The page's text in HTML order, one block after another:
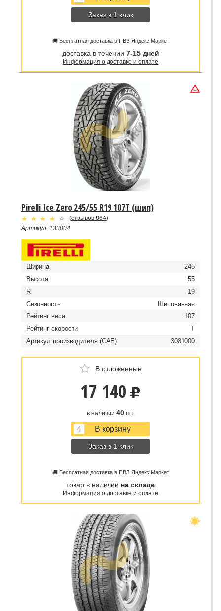
Заказ в 1 клик
🚚 Бесплатная доставка в ПВЗ Яндекс Маркет
доставка в течении 7-15 дней
Информация о доставке и оплате
Pirelli Ice Zero 245/55 R19 107T (шип)
(отзывов 864)
Артикул: 133004
Ширина
245
Высота
55
R
19
Сезонность
Шипованная
Рейтинг веса
107
Рейтинг скорости
T
Артикул производителя (CAE)
3081000
В отложенные
17 140 u
в наличии 40шт.
Заказ в 1 клик
🚚 Бесплатная доставка в ПВЗ Яндекс Маркет
товар в наличии на складе
Информация о доставке и оплате